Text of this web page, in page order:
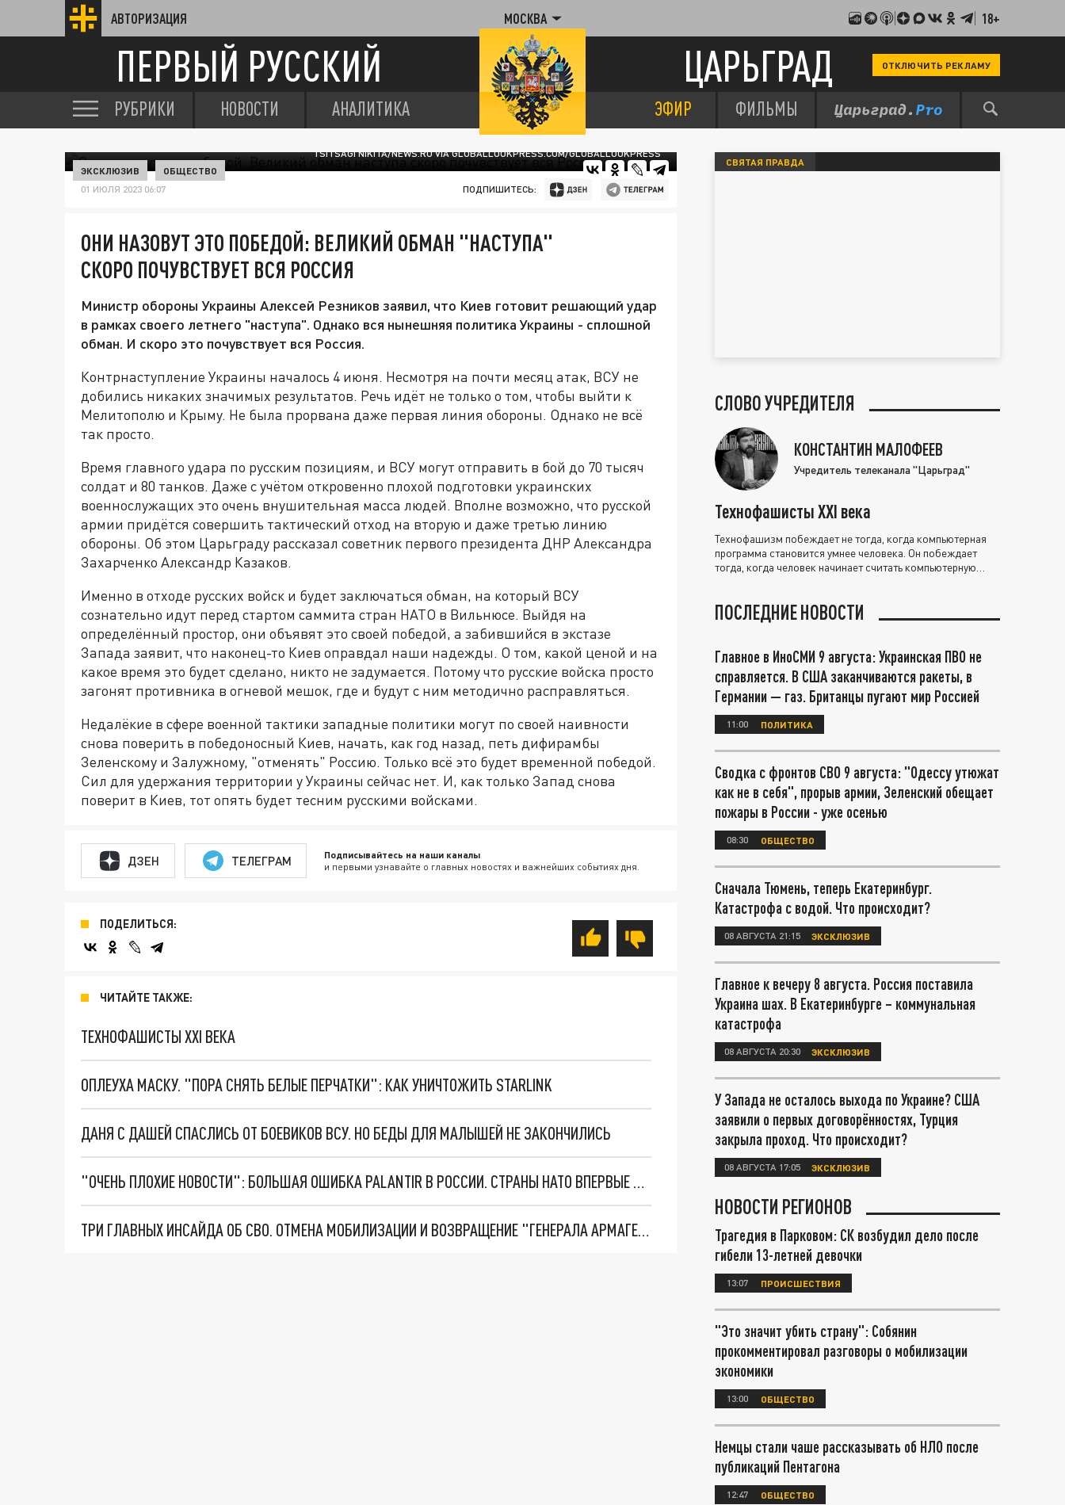
АВТОРИЗАЦИЯ МОСКВА 18+
ПЕРВЫЙ РУССКИЙ ЦАРЬГРАД ОТКЛЮЧИТЬ РЕКЛАМУ
РУБРИКИ НОВОСТИ АНАЛИТИКА ЭФИР ФИЛЬМЫ
TSITSAGI NIKITA/NEWS.RU VIA GLOBALLOOKPRESS.COM/GLOBALLOOKPRESS
ЭКСКЛЮЗИВ ОБЩЕСТВО
01 ИЮЛЯ 2023 06:07 ПОДПИШИТЕСЬ:
ОНИ НАЗОВУТ ЭТО ПОБЕДОЙ: ВЕЛИКИЙ ОБМАН "НАСТУПА"
СКОРО ПОЧУВСТВУЕТ ВСЯ РОССИЯ
Министр обороны Украины Алексей Резников заявил, что Киев готовит решающий удар
в рамках своего летнего "наступа". Однако вся нынешняя политика Украины - сплошной
обман. И скоро это почувствует вся Россия.
Контрнаступление Украины началось 4 июня. Несмотря на почти месяц атак, ВСУ не
добились никаких значимых результатов. Речь идёт не только о том, чтобы выйти к
Мелитополю и Крыму. Не была прорвана даже первая линия обороны. Однако не всё
так просто.
Время главного удара по русским позициям, и ВСУ могут отправить в бой до 70 тысяч
солдат и 80 танков. Даже с учётом откровенно плохой подготовки украинских
военнослужащих это очень внушительная масса людей. Вполне возможно, что русской
армии придётся совершить тактический отход на вторую и даже третью линию
обороны. Об этом Царьграду рассказал советник первого президента ДНР Александра
Захарченко Александр Казаков.
Именно в отходе русских войск и будет заключаться обман, на который ВСУ
сознательно идут перед стартом саммита стран НАТО в Вильнюсе. Выйдя на
определённый простор, они объявят это своей победой, а забившийся в экстазе
Запада заявит, что наконец-то Киев оправдал наши надежды. О том, какой ценой и на
какое время это будет сделано, никто не задумается. Потому что русские войска просто
загонят противника в огневой мешок, где и будут с ним методично расправляться.
Недалёкие в сфере военной тактики западные политики могут по своей наивности
снова поверить в победоносный Киев, начать, как год назад, петь дифирамбы
Зеленскому и Залужному, "отменять" Россию. Только всё это будет временной победой.
Сил для удержания территории у Украины сейчас нет. И, как только Запад снова
поверит в Киев, тот опять будет тесним русскими войсками.
ДЗЕН ТЕЛЕГРАМ Подписывайтесь на наши каналы
и первыми узнавайте о главных новостях и важнейших событиях дня.
ПОДЕЛИТЬСЯ:
ЧИТАЙТЕ ТАКЖЕ:
ТЕХНОФАШИСТЫ XXI ВЕКА
ОПЛЕУХА МАСКУ. "ПОРА СНЯТЬ БЕЛЫЕ ПЕРЧАТКИ": КАК УНИЧТОЖИТЬ STARLINK
ДАНЯ С ДАШЕЙ СПАСЛИСЬ ОТ БОЕВИКОВ ВСУ. НО БЕДЫ ДЛЯ МАЛЫШЕЙ НЕ ЗАКОНЧИЛИСЬ
"ОЧЕНЬ ПЛОХИЕ НОВОСТИ": БОЛЬШАЯ ОШИБКА PALANTIR В РОССИИ. СТРАНЫ НАТО ВПЕРВЫЕ ЗА СВО ОСТАНОВИЛИ ПОСТАВКИ ОРУЖИЯ. ВСУ ТЕРЯЮТ ПРИГРАНИЧЬЕ?
ТРИ ГЛАВНЫХ ИНСАЙДА ОБ СВО. ОТМЕНА МОБИЛИЗАЦИИ И ВОЗВРАЩЕНИЕ "ГЕНЕРАЛА АРМАГЕДДОНА"? ОТЛИЧНЫЕ НОВОСТИ, КОТОРЫЕ ЖДАЛИ ВСЕ
СВЯТАЯ ПРАВДА
СЛОВО УЧРЕДИТЕЛЯ
КОНСТАНТИН МАЛОФЕЕВ
Учредитель телеканала "Царьград"
Технофашисты XXI века
Технофашизм побеждает не тогда, когда компьютерная
программа становится умнее человека. Он побеждает
тогда, когда человек начинает считать компьютерную
ПОСЛЕДНИЕ НОВОСТИ
Главное в ИноСМИ 9 августа: Украинская ПВО не
справляется. В США заканчиваются ракеты, в
Германии — газ. Британцы пугают мир Россией
11:00 ПОЛИТИКА
Сводка с фронтов СВО 9 августа: "Одессу утюжат
как не в себя", прорыв армии, Зеленский обещает
пожары в России - уже осенью
08:30 ОБЩЕСТВО
Сначала Тюмень, теперь Екатеринбург.
Катастрофа с водой. Что происходит?
08 АВГУСТА 21:15 ЭКСКЛЮЗИВ
Главное к вечеру 8 августа. Россия поставила
Украина шах. В Екатеринбурге – коммунальная
катастрофа
08 АВГУСТА 20:30 ЭКСКЛЮЗИВ
У Запада не осталось выхода по Украине? США
заявили о первых договорённостях, Турция
закрыла проход. Что происходит?
08 АВГУСТА 17:05 ЭКСКЛЮЗИВ
НОВОСТИ РЕГИОНОВ
Трагедия в Парковом: СК возбудил дело после
гибели 13-летней девочки
13:07 ПРОИСШЕСТВИЯ
"Это значит убить страну": Собянин
прокомментировал разговоры о мобилизации
экономики
13:00 ОБЩЕСТВО
Немцы стали чаше рассказывать об НЛО после
публикаций Пентагона
12:47 ОБЩЕСТВО